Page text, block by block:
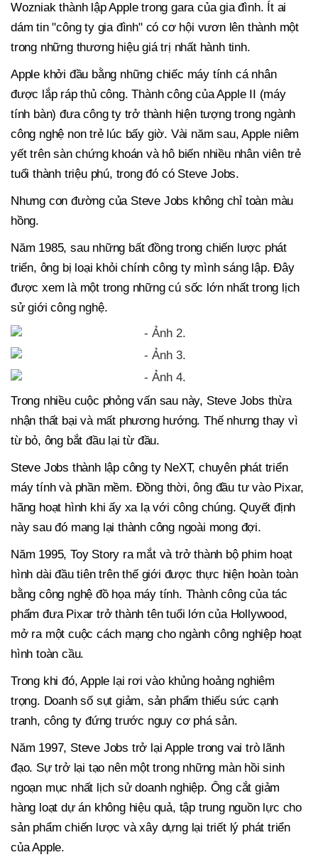
Wozniak thành lập Apple trong gara của gia đình. Ít ai
dám tin "công ty gia đình" có cơ hội vươn lên thành một
trong những thương hiệu giá trị nhất hành tinh.
Apple khởi đầu bằng những chiếc máy tính cá nhân
được lắp ráp thủ công. Thành công của Apple II (máy
tính bàn) đưa công ty trở thành hiện tượng trong ngành
công nghệ non trẻ lúc bấy giờ. Vài năm sau, Apple niêm
yết trên sàn chứng khoán và hô biến nhiều nhân viên trẻ
tuổi thành triệu phú, trong đó có Steve Jobs.
Nhưng con đường của Steve Jobs không chỉ toàn màu
hồng.
Năm 1985, sau những bất đồng trong chiến lược phát
triển, ông bị loại khỏi chính công ty mình sáng lập. Đây
được xem là một trong những cú sốc lớn nhất trong lịch
sử giới công nghệ.
Trong nhiều cuộc phỏng vấn sau này, Steve Jobs thừa
nhận thất bại và mất phương hướng. Thế nhưng thay vì
từ bỏ, ông bắt đầu lại từ đầu.
Steve Jobs thành lập công ty NeXT, chuyên phát triển
máy tính và phần mềm. Đồng thời, ông đầu tư vào Pixar,
hãng hoạt hình khi ấy xa lạ với công chúng. Quyết định
này sau đó mang lại thành công ngoài mong đợi.
Năm 1995, Toy Story ra mắt và trở thành bộ phim hoạt
hình dài đầu tiên trên thế giới được thực hiện hoàn toàn
bằng công nghệ đồ họa máy tính. Thành công của tác
phẩm đưa Pixar trở thành tên tuổi lớn của Hollywood,
mở ra một cuộc cách mạng cho ngành công nghiệp hoạt
hình toàn cầu.
Trong khi đó, Apple lại rơi vào khủng hoảng nghiêm
trọng. Doanh số sụt giảm, sản phẩm thiếu sức cạnh
tranh, công ty đứng trước nguy cơ phá sản.
Năm 1997, Steve Jobs trở lại Apple trong vai trò lãnh
đạo. Sự trở lại tạo nên một trong những màn hồi sinh
ngoạn mục nhất lịch sử doanh nghiệp. Ông cắt giảm
hàng loạt dự án không hiệu quả, tập trung nguồn lực cho
sản phẩm chiến lược và xây dựng lại triết lý phát triển
của Apple.